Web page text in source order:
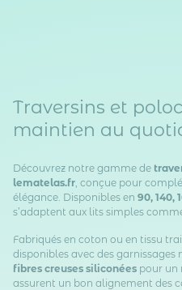
Traversins et
maintien au
Découvrez notre gamme de
lematelas.fr, conçue pour
élégance. Disponibles en 90, 140,
s’adaptent aux lits simples
Fabriqués en coton ou en tissu
disponibles avec des
fibres creuses siliconées pour un
assurent un bon alignement des